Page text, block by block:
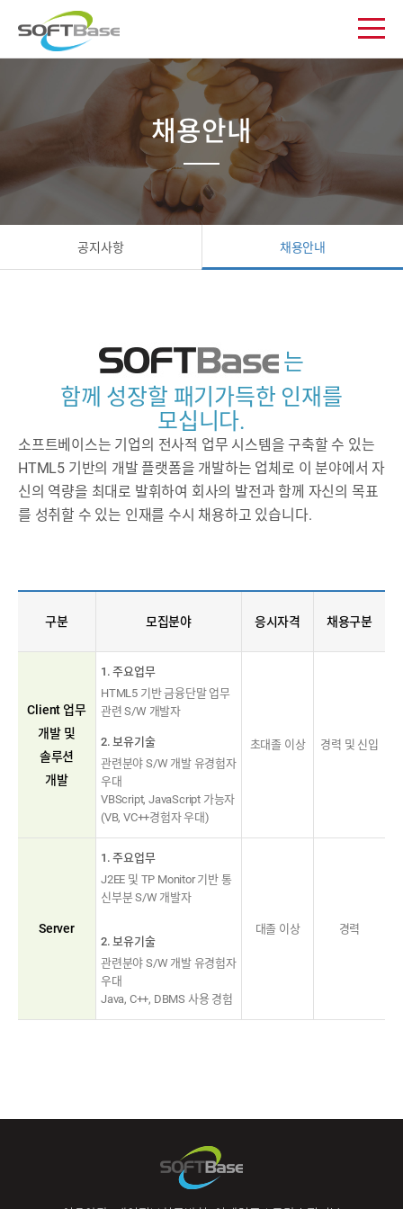
공지사항 채용안내
채용안내
는
함께 성장할 패기가득한 인재를
모십니다.
소프트베이스는 기업의 전사적 업무 시스템을 구축할 수 있는
HTML5 기반의 개발 플랫폼을 개발하는 업체로 이 분야에서 자
신의 역량을 최대로 발휘하여 회사의 발전과 함께 자신의 목표
를 성취할 수 있는 인재를 수시 채용하고 있습니다.
구분 모집분야 응시자격 채용구분
Client 업무
개발 및
솔루션
개발
1. 주요업무
HTML5 기반 금융단말 업무
관련 S/W 개발자
2. 보유기술
관련분야 S/W 개발 유경험자
우대
VBScript, JavaScript 가능자
(VB, VC++경험자 우대)
초대졸 이상 경력 및 신입
Server
1. 주요업무
J2EE 및 TP Monitor 기반 통
신부분 S/W 개발자
2. 보유기술
관련분야 S/W 개발 유경험자
우대
Java, C++, DBMS 사용 경험
대졸 이상 경력